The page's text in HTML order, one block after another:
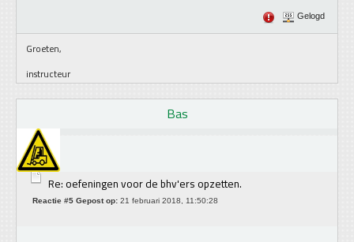
Gelogd
Groeten,
instructeur
Bas
Re: oefeningen voor de bhv'ers opzetten.
Reactie #5 Gepost op: 21 februari 2018, 11:50:28